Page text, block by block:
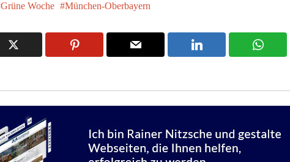
Grüne Woche München-Oberbayern